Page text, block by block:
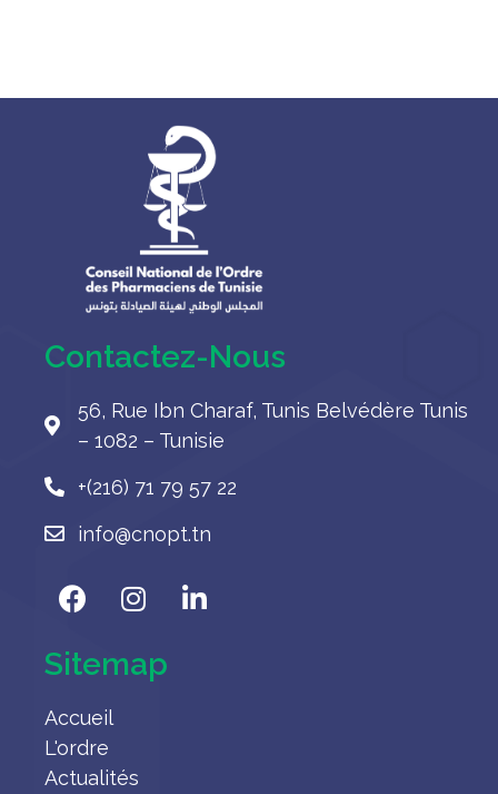
Contactez-Nous
56, Rue Ibn Charaf, Tunis Belvédère Tunis
– 1082 – Tunisie
+(216) 71 79 57 22
info@cnopt.tn
Sitemap
Accueil
L'ordre
Actualités